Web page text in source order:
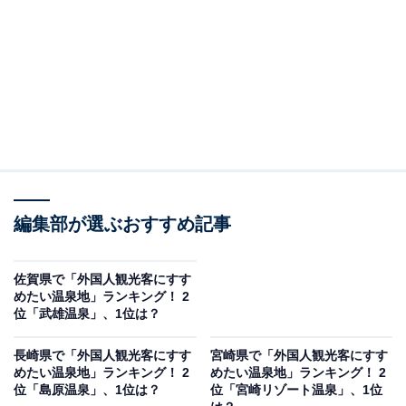
編集部が選ぶおすすめ記事
佐賀県で「外国人観光客にすす
めたい温泉地」ランキング！ 2
位「武雄温泉」、1位は？
長崎県で「外国人観光客にすす
めたい温泉地」ランキング！ 2
位「島原温泉」、1位は？
宮崎県で「外国人観光客にすす
めたい温泉地」ランキング！ 2
位「宮崎リゾート温泉」、1位